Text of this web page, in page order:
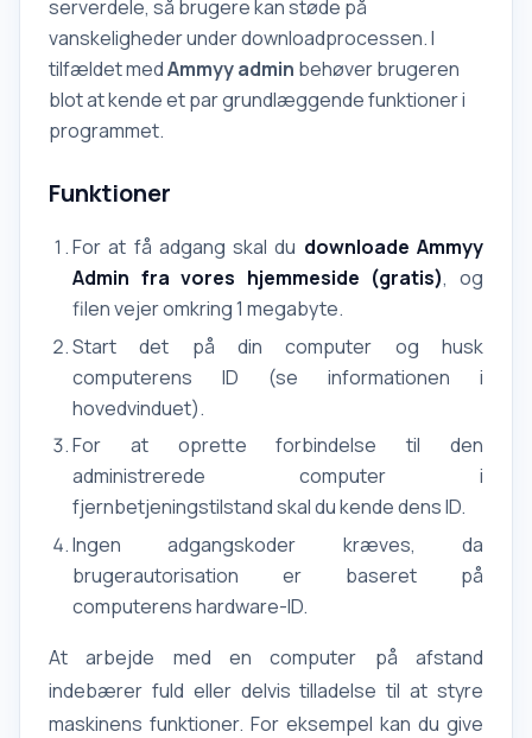
serverdele, så brugere kan støde på
vanskeligheder under downloadprocessen. I
tilfældet medAmmyyadmin behøver brugeren
blot at kende et par grundlæggende funktioner i
programmet.
Funktioner
For at få adgang skal du downloade Ammyy
Admin fra vores hjemmeside (gratis), og
filen vejer omkring 1 megabyte.
Start det på din computer og husk
computerens ID (se informationen i
hovedvinduet).
For at oprette forbindelse til den
administrerede computer i
fjernbetjeningstilstand skal du kende dens ID.
Ingen adgangskoder kræves, da
brugerautorisation er baseret på
computerens hardware-ID.
At arbejde med en computer på afstand
indebærer fuld eller delvis tilladelse til at styre
maskinens funktioner. For eksempel kan du give